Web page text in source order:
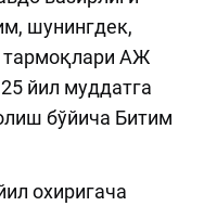
шунингдек,
тармоқлари АЖ
йил муддатга
бўйича Битим
охиригача